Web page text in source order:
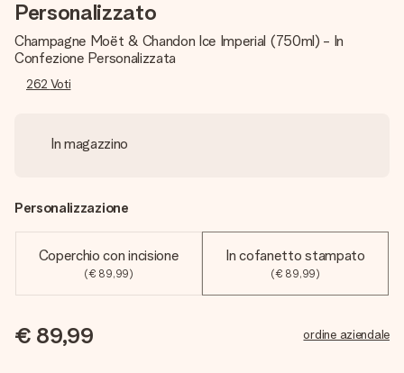
Personalizzato
Champagne Moët & Chandon Ice Imperial (750ml) - In
Confezione Personalizzata
262 Voti
In magazzino
Personalizzazione
Coperchio con incisione
(€ 89,99)
In cofanetto stampato
(€ 89,99)
€ 89,99 ordine aziendale